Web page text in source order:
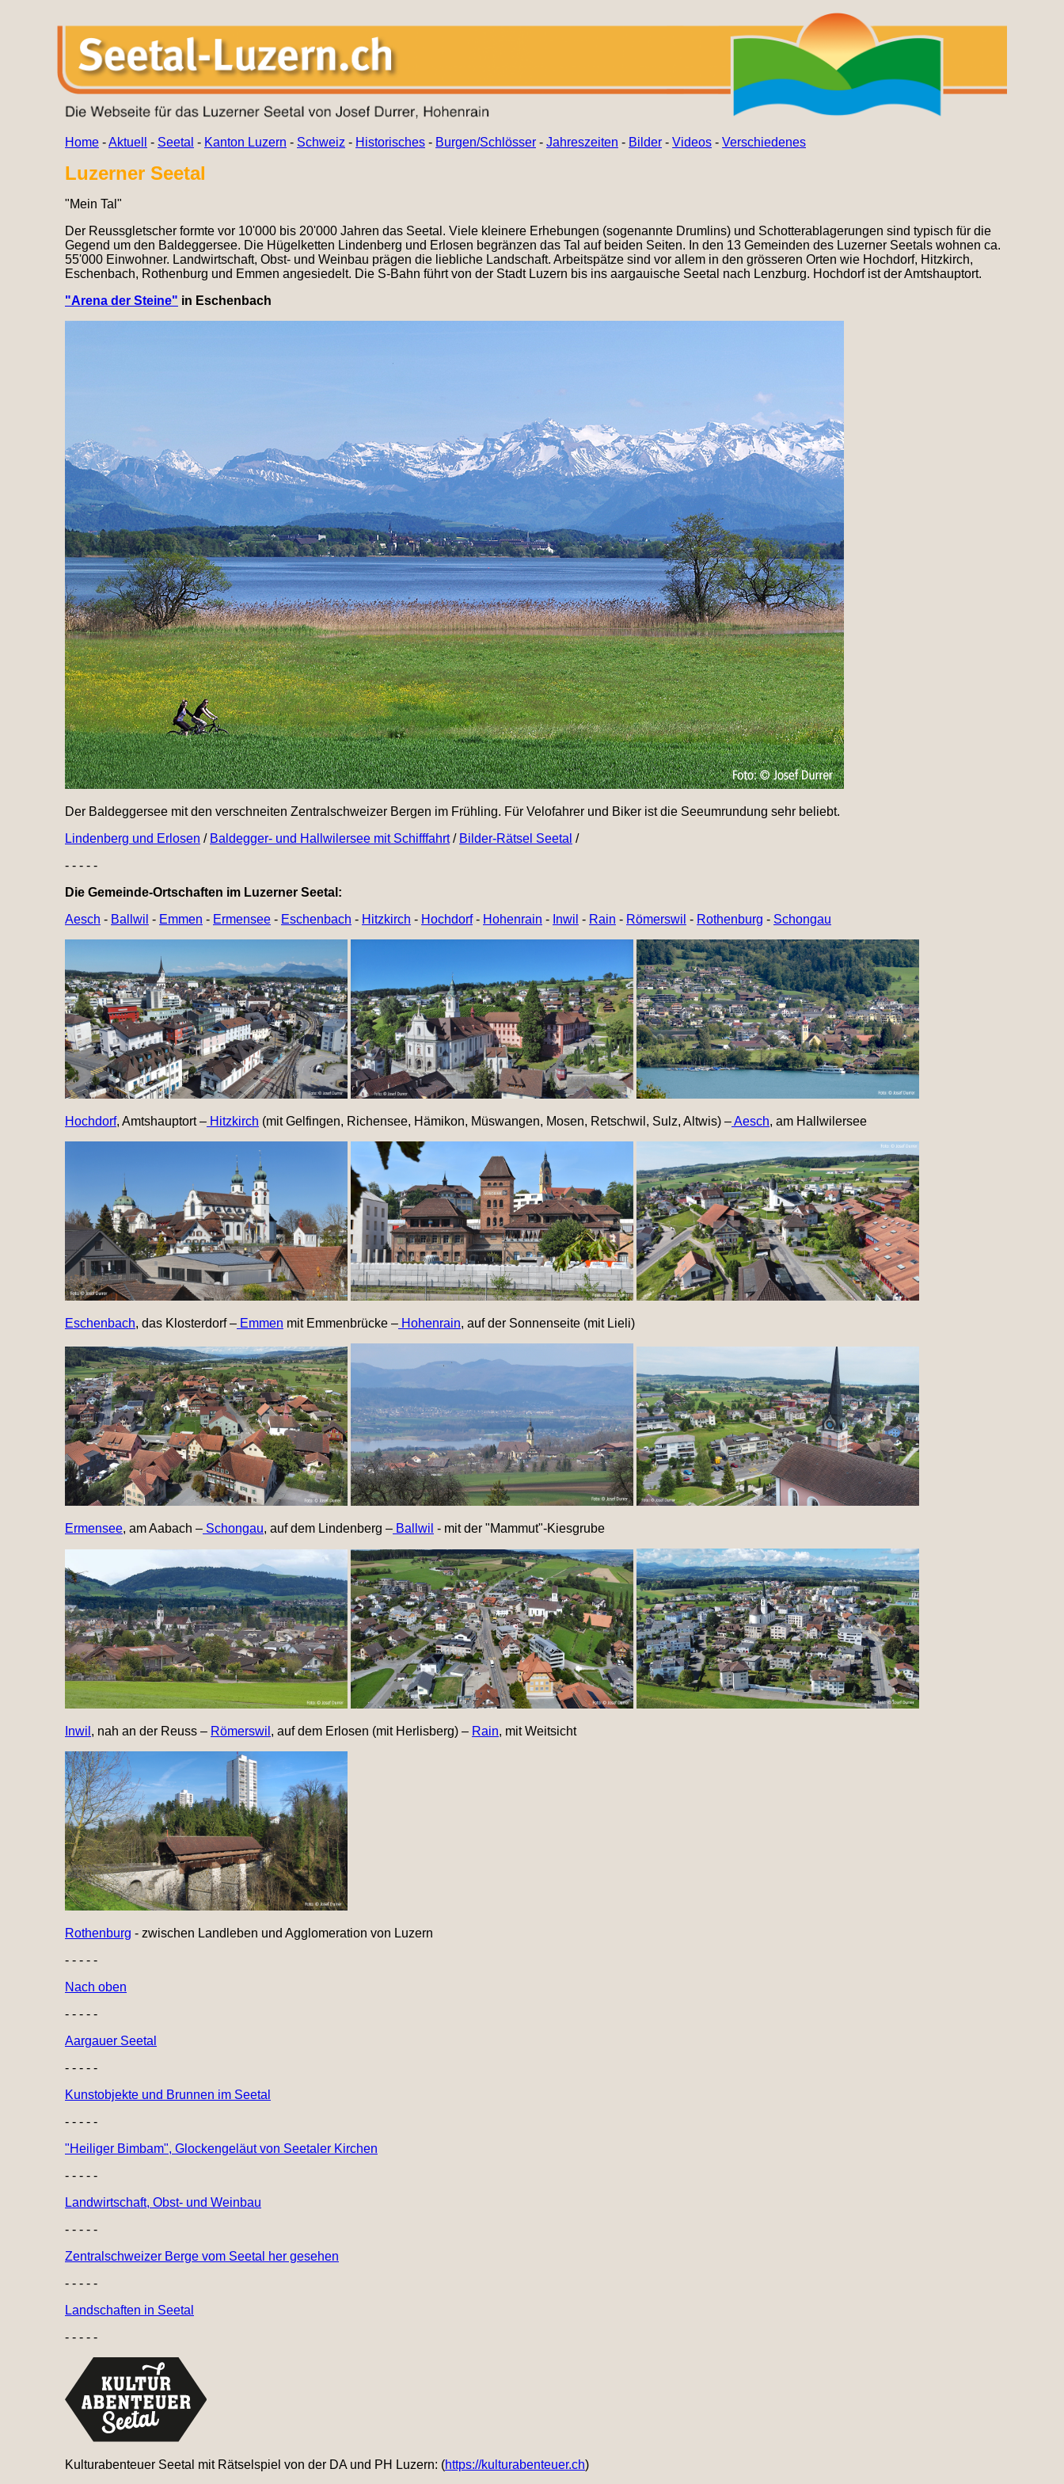
Home -Aktuell - Seetal - Kanton Luzern - Schweiz - Historisches - Burgen/Schlösser - Jahreszeiten - Bilder - Videos - Verschiedenes
Luzerner Seetal
"Mein Tal"
Der Reussgletscher formte vor 10'000 bis 20'000 Jahren das Seetal. Viele kleinere Erhebungen (sogenannte Drumlins) und Schotterablagerungen sind typisch für die
Gegend um den Baldeggersee. Die Hügelketten Lindenberg und Erlosen begränzen das Tal auf beiden Seiten. In den 13 Gemeinden des Luzerner Seetals wohnen ca.
55'000 Einwohner. Landwirtschaft, Obst- und Weinbau prägen die liebliche Landschaft. Arbeitspätze sind vor allem in den grösseren Orten wie Hochdorf, Hitzkirch,
Eschenbach, Rothenburg und Emmen angesiedelt. Die S-Bahn führt von der Stadt Luzern bis ins aargauische Seetal nach Lenzburg. Hochdorf ist der Amtshauptort.
"Arena der Steine" in Eschenbach
Der Baldeggersee mit den verschneiten Zentralschweizer Bergen im Frühling. Für Velofahrer und Biker ist die Seeumrundung sehr beliebt.
Lindenberg und Erlosen / Baldegger- und Hallwilersee mit Schifffahrt/ Bilder-Rätsel Seetal /
- - - - -
Die Gemeinde-Ortschaften im Luzerner Seetal:
Aesch - Ballwil - Emmen - Ermensee - Eschenbach - Hitzkirch - Hochdorf- Hohenrain - Inwil - Rain - Römerswil - Rothenburg - Schongau
Hochdorf, Amtshauptort – Hitzkirch (mit Gelfingen, Richensee, Hämikon, Müswangen, Mosen, Retschwil, Sulz, Altwis) –Aesch, am Hallwilersee
Eschenbach, das Klosterdorf – Emmen mit Emmenbrücke – Hohenrain, auf der Sonnenseite (mit Lieli)
Ermensee, am Aabach – Schongau, auf dem Lindenberg – Ballwil - mit der "Mammut"-Kiesgrube
Inwil , nah an der Reuss – Römerswil , auf dem Erlosen (mit Herlisberg) – Rain, mit Weitsicht
Rothenburg - zwischen Landleben und Agglomeration von Luzern
- - - - -
Nach oben
- - - - -
Aargauer Seetal
- - - - -
Kunstobjekte und Brunnen im Seetal
- - - - -
"Heiliger Bimbam", Glockengeläut von Seetaler Kirchen
- - - - -
Landwirtschaft, Obst- und Weinbau
- - - - -
Zentralschweizer Berge vom Seetal her gesehen
- - - - -
Landschaften in Seetal
- - - - -
Kulturabenteuer Seetal mit Rätselspiel von der DA und PH Luzern: (https://kulturabenteuer.ch)